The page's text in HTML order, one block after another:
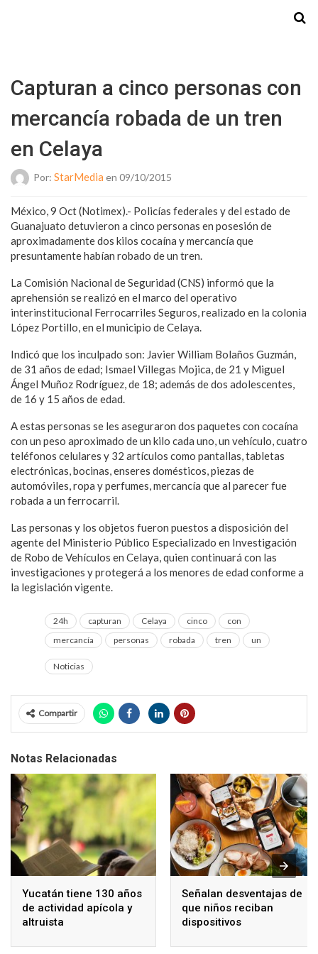
Capturan a cinco personas con
mercancía robada de un tren
en Celaya
Por: StarMedia en 09/10/2015
México, 9 Oct (Notimex).- Policías federales y del estado de
Guanajuato detuvieron a cinco personas en posesión de
aproximadamente dos kilos cocaína y mercancía que
presuntamente habían robado de un tren.
La Comisión Nacional de Seguridad (CNS) informó que la
aprehensión se realizó en el marco del operativo
interinstitucional Ferrocarriles Seguros, realizado en la colonia
López Portillo, en el municipio de Celaya.
Indicó que los inculpado son: Javier William Bolaños Guzmán,
de 31 años de edad; Ismael Villegas Mojica, de 21 y Miguel
Ángel Muñoz Rodríguez, de 18; además de dos adolescentes,
de 16 y 15 años de edad.
A estas personas se les aseguraron dos paquetes con cocaína
con un peso aproximado de un kilo cada uno, un vehículo, cuatro
teléfonos celulares y 32 artículos como pantallas, tabletas
electrónicas, bocinas, enseres domésticos, piezas de
automóviles, ropa y perfumes, mercancía que al parecer fue
robada a un ferrocarril.
Las personas y los objetos fueron puestos a disposición del
agente del Ministerio Público Especializado en Investigación
de Robo de Vehículos en Celaya, quien continuará con las
investigaciones y protegerá a los menores de edad conforme a
la legislación vigente.
24h capturan Celaya cinco
con
mercancía
personas robada tren un
Noticias
Compartir
Notas Relacionadas
Yucatán tiene 130 años
de actividad apícola y
altruista
Señalan desventajas de
que niños reciban
dispositivos